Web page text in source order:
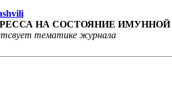
НА СОСТОЯНИЕ
тематике журнала